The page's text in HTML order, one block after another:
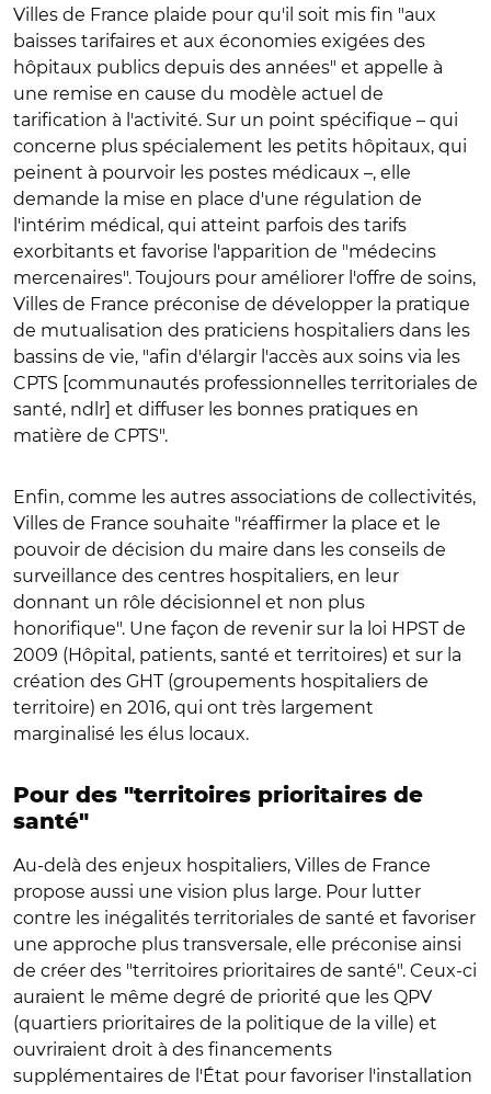
Villes de France plaide pour qu'il soit mis fin "aux
baisses tarifaires et aux économies exigées des
hôpitaux publics depuis des années" et appelle à
une remise en cause du modèle actuel de
tarification à l'activité. Sur un point spécifique – qui
concerne plus spécialement les petits hôpitaux, qui
peinent à pourvoir les postes médicaux –, elle
demande la mise en place d'une régulation de
l'intérim médical, qui atteint parfois des tarifs
exorbitants et favorise l'apparition de "médecins
mercenaires". Toujours pour améliorer l'offre de soins,
Villes de France préconise de développer la pratique
de mutualisation des praticiens hospitaliers dans les
bassins de vie, "afin d'élargir l'accès aux soins via les
CPTS [communautés professionnelles territoriales de
santé, ndlr] et diffuser les bonnes pratiques en
matière de CPTS".
Enfin, comme les autres associations de collectivités,
Villes de France souhaite "réaffirmer la place et le
pouvoir de décision du maire dans les conseils de
surveillance des centres hospitaliers, en leur
donnant un rôle décisionnel et non plus
honorifique". Une façon de revenir sur la loi HPST de
2009 (Hôpital, patients, santé et territoires) et sur la
création des GHT (groupements hospitaliers de
territoire) en 2016, qui ont très largement
marginalisé les élus locaux.
Pour des "territoires prioritaires de
santé"
Au-delà des enjeux hospitaliers, Villes de France
propose aussi une vision plus large. Pour lutter
contre les inégalités territoriales de santé et favoriser
une approche plus transversale, elle préconise ainsi
de créer des "territoires prioritaires de santé". Ceux-ci
auraient le même degré de priorité que les QPV
(quartiers prioritaires de la politique de la ville) et
ouvriraient droit à des financements
supplémentaires de l'État pour favoriser l'installation